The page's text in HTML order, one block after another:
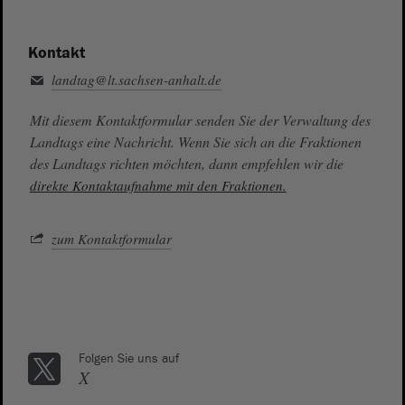
Kontakt
landtag@lt.sachsen-anhalt.de
Mit diesem Kontaktformular senden Sie der Verwaltung des
Landtags eine Nachricht. Wenn Sie sich an die Fraktionen
des Landtags richten möchten, dann empfehlen wir die
direkte Kontaktaufnahme mit den Fraktionen.
zum Kontaktformular
Folgen Sie uns auf
X